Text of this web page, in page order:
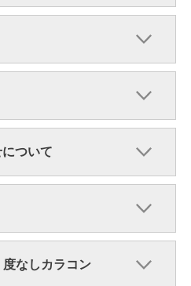
ついて
なしカラコン